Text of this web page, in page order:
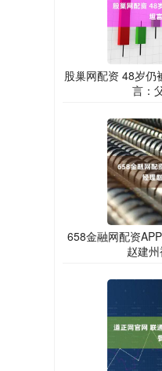
股巢网配资 48岁仍
言：
658金融网配资
赵建